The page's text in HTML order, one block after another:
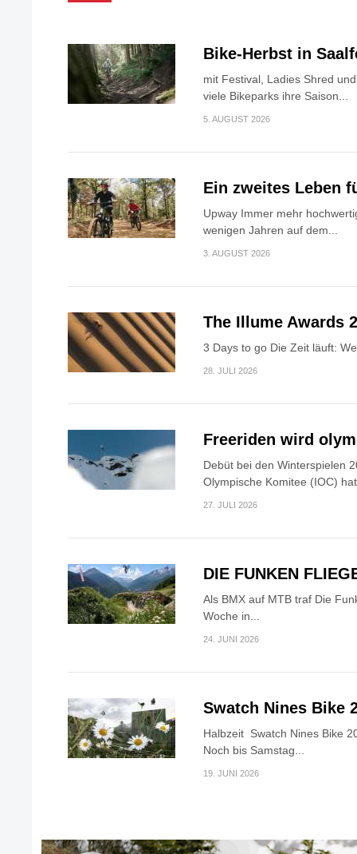
Bike-Herbst in
mit Festival, Ladies Shred
viele Bikeparks ihre Saison...
5. AUGUST 2026
Ein zweites Leben
Upway Immer mehr
wenigen Jahren auf dem...
3. AUGUST 2026
The Illume Awards
3 Days to go Die Zeit läuft:
28. JULI 2026
Freeriden wird
Debüt bei den Winterspielen
Olympische Komitee (IOC)
27. JULI 2026
DIE FUNKEN
Als BMX auf MTB traf Die
Woche in...
24. JUNI 2026
Swatch Nines Bike
Halbzeit Swatch Nines Bike
Noch bis Samstag...
19. JUNI 2026